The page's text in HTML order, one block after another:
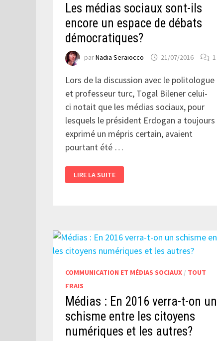
Les médias sociaux sont-ils
encore un espace de débats
démocratiques?
parNadia Seraiocco 21/07/2016 1
Lors de la discussion avec le politologue
et professeur turc, Togal Bilener celui-
ci notait que les médias sociaux, pour
lesquels le président Erdogan a toujours
exprimé un mépris certain, avaient
pourtant été …
MÉDIAS
SOCIAUX
DÉBATS
DÉMOCRATIQUES?
LIRE LA SUITE
COMMUNICATION ET MÉDIAS SOCIAUX / TOUT
FRAIS
Médias : En 2016 verra-t-on un
schisme entre les citoyens
numériques et les autres?